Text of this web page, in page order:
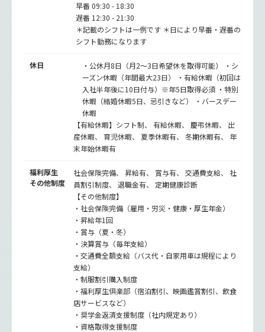
早番 09:30 - 18:30
遅番 12:30 - 21:30
＊記載のシフトは一例です ＊日により早番・遅番の
シフト勤務になります
休日
・公休月8日（月2～3日希望休を取得可能） ・シ
ーズン休暇（年間最大23日） ・有給休暇（初回は
入社半年後に10日付与）※年5日取得必須 ・特別
休暇（結婚休暇5日、忌引きなど） ・バースデー
休暇
【有給休暇】シフト制、 有給休暇、 慶弔休暇、 出
産休暇、 育児休暇、 夏季休暇有、 冬期休暇有、 年
末年始休暇有
福利厚生
その他制度
社会保険完備、 昇給有、 賞与有、 交通費支給、 社
員割引制度、 退職金有、 定期健康診断
【その他制度】
・社会保険完備（雇用・労災・健康・厚生年金）
・昇給年1回
・賞与（夏・冬）
・決算賞与（毎年支給）
・交通費全額支給（バス代・自家用車は規程により
支給）
・制服割引購入制度
・福利厚生倶楽部（宿泊割引、映画鑑賞割引、飲食
店サービスなど）
・奨学金返済支援制度（社内規定あり）
・資格取得支援制度